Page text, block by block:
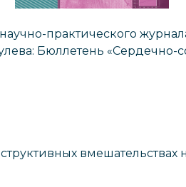
практического
Бюллетень «Сердечно-
вмешательствах